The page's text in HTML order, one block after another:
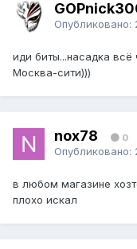
Опубликовано:
иди биты...насадка всё
Москва-сити)))
nox78 0
Опубликовано:
в любом магазине
плохо искал